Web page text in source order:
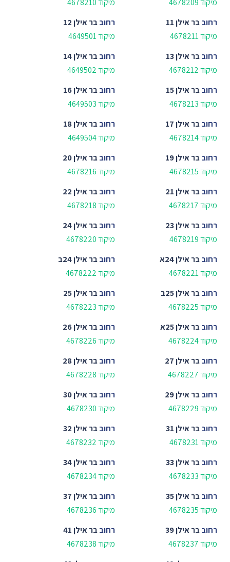
רחובבר אילן 11
מיקוד 4678211
רחובבר אילן 12
מיקוד 4649501
רחובבר אילן 13
מיקוד 4678212
רחובבר אילן 14
מיקוד 4649502
רחובבר אילן 15
מיקוד 4678213
רחובבר אילן 16
מיקוד 4649503
רחובבר אילן 17
מיקוד 4678214
רחובבר אילן 18
מיקוד 4649504
רחובבר אילן 19
מיקוד 4678215
רחובבר אילן 20
מיקוד 4678216
רחובבר אילן 21
מיקוד 4678217
רחובבר אילן 22
מיקוד 4678218
רחובבר אילן 23
מיקוד 4678219
רחובבר אילן 24
מיקוד 4678220
רחובבר אילן 24א
מיקוד 4678221
רחובבר אילן 24ב
מיקוד 4678222
רחובבר אילן 25ב
מיקוד 4678225
רחובבר אילן 25
מיקוד 4678223
רחובבר אילן 25א
מיקוד 4678224
רחובבר אילן 26
מיקוד 4678226
רחובבר אילן 27
מיקוד 4678227
רחובבר אילן 28
מיקוד 4678228
רחובבר אילן 29
מיקוד 4678229
רחובבר אילן 30
מיקוד 4678230
רחובבר אילן 31
מיקוד 4678231
רחובבר אילן 32
מיקוד 4678232
רחובבר אילן 33
מיקוד 4678233
רחובבר אילן 34
מיקוד 4678234
רחובבר אילן 35
מיקוד 4678235
רחובבר אילן 37
מיקוד 4678236
רחובבר אילן 39
מיקוד 4678237
רחובבר אילן 41
מיקוד 4678238